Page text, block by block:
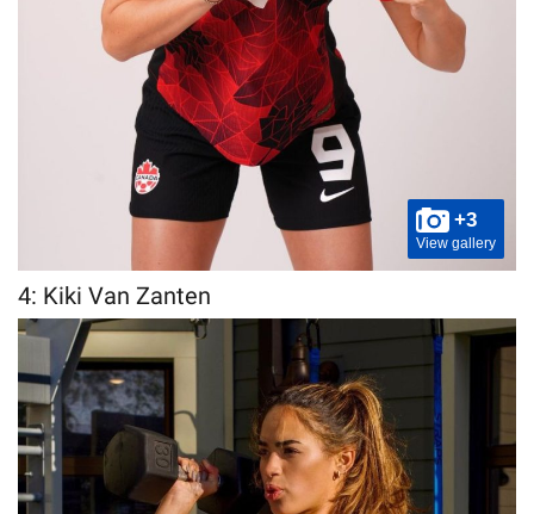
+3
View gallery
4: Kiki Van Zanten